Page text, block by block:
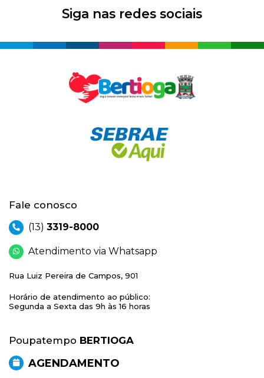
Siga nas redes sociais
Fale conosco
(13) 3319-8000
Atendimento via Whatsapp
Rua Luiz Pereira de Campos, 901
Horário de atendimento ao público:
Segunda a Sexta das 9h às 16 horas
Poupatempo BERTIOGA
AGENDAMENTO